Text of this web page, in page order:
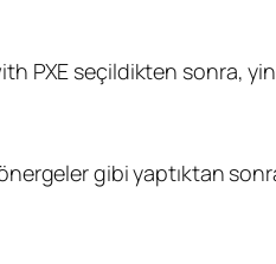
PXE seçildikten sonra,
gibi yaptıktan